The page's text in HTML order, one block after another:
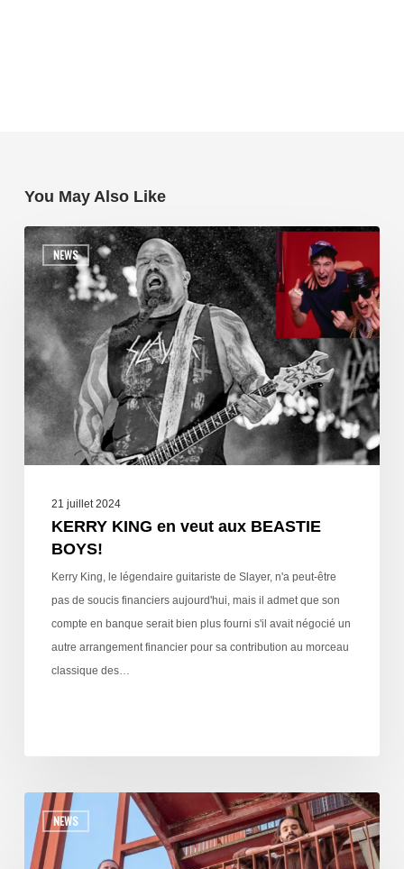
You May Also Like
NEWS
21 juillet 2024
KERRY KING en veut aux BEASTIE
BOYS!
Kerry King, le légendaire guitariste de Slayer, n'a peut-être
pas de soucis financiers aujourd'hui, mais il admet que son
compte en banque serait bien plus fourni s'il avait négocié un
autre arrangement financier pour sa contribution au morceau
classique des…
NEWS